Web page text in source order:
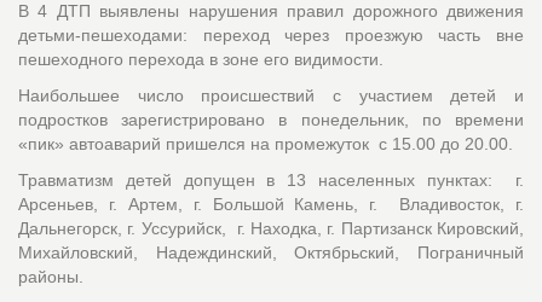
В 4 ДТП выявлены нарушения правил дорожного движения
детьми-пешеходами: переход через проезжую часть вне
пешеходного перехода в зоне его видимости.
Наибольшее число происшествий с участием детей и
подростков зарегистрировано в понедельник, по времени
«пик» автоаварий пришелся на промежуток с 15.00 до 20.00.
Травматизм детей допущен в 13 населенных пунктах: г.
Арсеньев, г. Артем, г. Большой Камень, г. Владивосток, г.
Дальнегорск, г. Уссурийск, г. Находка, г. Партизанск Кировский,
Михайловский, Надеждинский, Октябрьский, Пограничный
районы.